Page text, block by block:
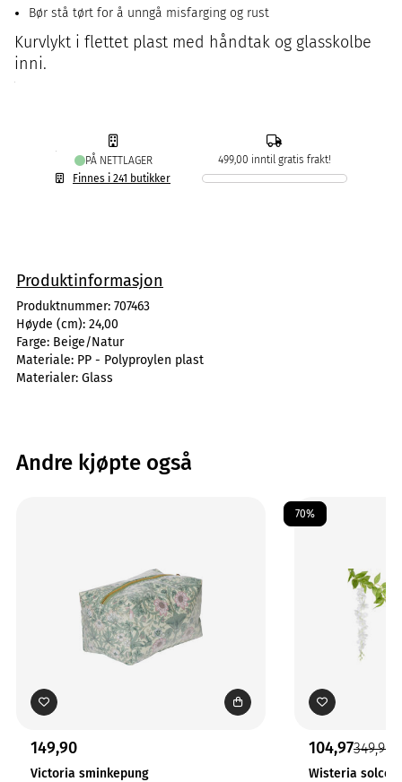
Bør stå tørt for å unngå misfarging og rust
Kurvlykt i flettet plast med håndtak og glasskolbe
inni.
PÅ NETTLAGER
Finnes i 241 butikker
499,00 inntil gratis frakt!
Produktinformasjon
Produktnummer: 707463
Høyde (cm): 24,00
Farge: Beige/Natur
Materiale: PP - Polyproylen plast
Materialer: Glass
Andre kjøpte også
149,90
Victoria sminkepung
70%
104,97349,90
Wisteria